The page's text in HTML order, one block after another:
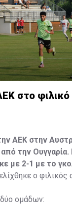
στο
ΑΕΚ στην
την
με 2-1 με το
ο φιλικός
ομάδων: